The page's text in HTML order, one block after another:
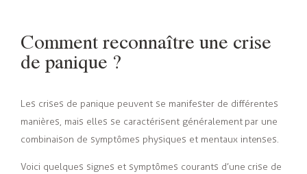
Comment reconnaître une crise
de panique ?
Les crises de panique peuvent se manifester de différentes
manières, mais elles se caractérisent généralement par une
combinaison de symptômes physiques et mentaux intenses.
Voici quelques signes et symptômes courants d’une crise de